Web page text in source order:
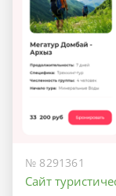
№ 8291361
Сайт